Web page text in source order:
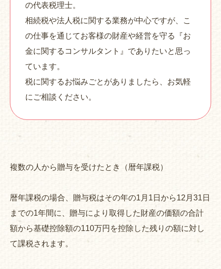
の代表税理士。
相続税や法人税に関する業務が中心ですが、こ
の仕事を通じてお客様の財産や経営を守る『お
金に関するコンサルタント』でありたいと思っ
ています。
税に関するお悩みごとがありましたら、お気軽
にご相談ください。
複数の人から贈与を受けたとき（暦年課税）
暦年課税の場合、贈与税はその年の1月1日から12月31日
までの1年間に、贈与により取得した財産の価額の合計
額から基礎控除額の110万円を控除した残りの額に対し
て課税されます。